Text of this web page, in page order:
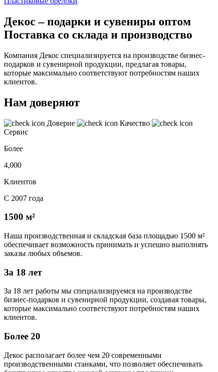
Декос – подарки и сувениры оптом
Поставка со склада и производство
Компания Декос специализируется на производстве бизнес-
подарков и сувенирной продукции, предлагая товары,
которые максимально соответствуют потребностям наших
клиентов.
Нам доверяют
Доверие
Качество
Сервис
Более
4,000
Клиентов
С 2007 года
1500 м²
Наша производственная и складская база площадью 1500 м²
обеспечивает возможность принимать и успешно выполнять
заказы любых объемов.
За 18 лет
За 18 лет работы мы специализируемся на производстве
бизнес-подарков и сувенирной продукции, создавая товары,
которые максимально соответствуют потребностям наших
клиентов.
Более 20
Декос располагает более чем 20 современными
производственными станками, что позволяет обеспечивать